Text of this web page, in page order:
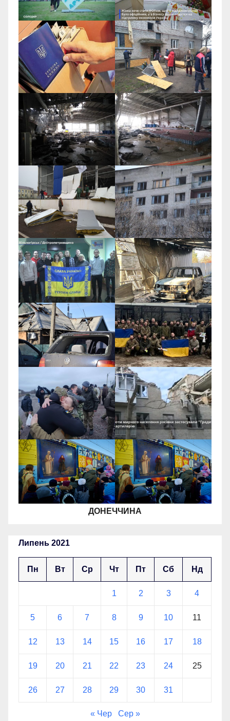
ДОНЕЧЧИНА
Липень 2021
Пн Вт Ср Чт Пт Сб Нд
1 2 3 4
5 6 7 8 9 10 11
12 13 14 15 16 17 18
19 20 21 22 23 24 25
26 27 28 29 30 31
« Чер Сер »